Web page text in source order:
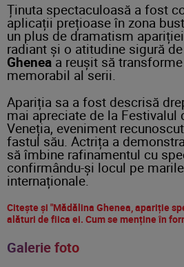
Ținuta spectaculoasă a fost
aplicații prețioase în zona
un plus de dramatism
radiant și o atitudine sigură
Gheneaa reușit să
memorabil al serii.
Apariția sa a fost descrisă
mai apreciate de la Festivalul
Veneția, eveniment
fastul său. Actrița a
să îmbine rafinamentul cu
confirmându-și locul pe
internaționale.
Citește și "Mădălina Ghenea, apariție
alături de fiica ei. Cum se menține în
Galerie foto